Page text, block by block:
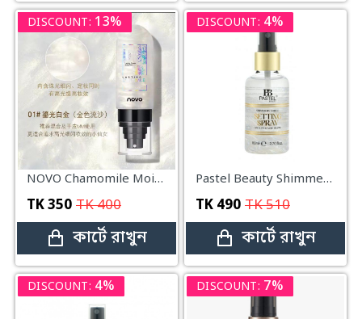
DISCOUNT: 13%
NOVO Chamomile Moisturizing Makeup Setting Spray (90 ml.)
TK350 TK400
কার্টে রাখুন
DISCOUNT: 4%
Pastel Beauty Shimmery Shield Setting Spray 80 ml moonlight
TK 490 TK510
কার্টে রাখুন
DISCOUNT: 4% DISCOUNT: 7%